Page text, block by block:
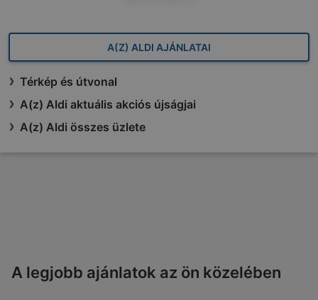
A(Z) ALDI AJÁNLATAI
Térkép és útvonal
A(z) Aldi aktuális akciós újságjai
A(z) Aldi összes üzlete
A legjobb ajánlatok az ön közelében